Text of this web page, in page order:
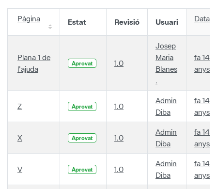
Pàgina Estat Revisió Usuari Data
Plana 1 de
l'ajuda
Aprovat 1.0
Josep
Maria
Blanes
.
fa 14
anys
Z Aprovat 1.0
Admin
Diba
fa 14
anys
X Aprovat 1.0
Admin
Diba
fa 14
anys
V Aprovat 1.0
Admin
Diba
fa 14
anys